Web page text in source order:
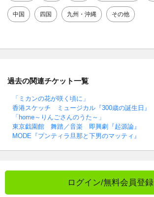
中国 四国 九州・沖縄 その他
過去の関連チケット一覧
「ミカンの花が咲く頃に」
香港スケッチ ミュージカル『300歳の誕生日』
「home～りんごさんのうた～」
東京戯園館 舞踏／音楽 即興劇『起源論』
MODE『プンティラ旦那と下男のマッティ』
ログイン/無料会員登録